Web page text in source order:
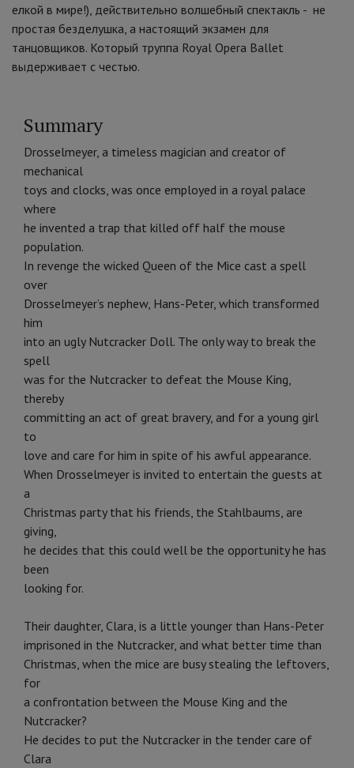
елкой в мире!), действительно волшебный спектакль - не
простая безделушка, а настоящий экзамен для
танцовщиков. Который труппа Royal Opera Ballet
выдерживает с честью.
Summary
Drosselmeyer, a timeless magician and creator of
mechanical
toys and clocks, was once employed in a royal palace
where
he invented a trap that killed off half the mouse
population.
In revenge the wicked Queen of the Mice cast a spell
over
Drosselmeyer’s nephew, Hans-Peter, which transformed
him
into an ugly Nutcracker Doll. The only way to break the
spell
was for the Nutcracker to defeat the Mouse King,
thereby
committing an act of great bravery, and for a young girl
to
love and care for him in spite of his awful appearance.
When Drosselmeyer is invited to entertain the guests at
a
Christmas party that his friends, the Stahlbaums, are
giving,
he decides that this could well be the opportunity he has
been
looking for.
Their daughter, Clara, is a little younger than Hans-Peter
imprisoned in the Nutcracker, and what better time than
Christmas, when the mice are busy stealing the leftovers,
for
a confrontation between the Mouse King and the
Nutcracker?
He decides to put the Nutcracker in the tender care of
Clara